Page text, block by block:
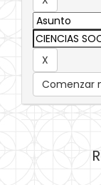
Comenzar